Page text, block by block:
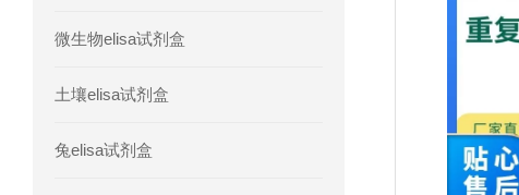
人疱疹病毒-6型感染(HHV-6)elisa试剂盒
人胰腺衍生因子(PANDER)elisa试剂盒现货
人髓系细胞触发受体-1(TREM-1)elisa试剂盒
微生物elisa试剂盒
土壤elisa试剂盒
兔elisa试剂盒